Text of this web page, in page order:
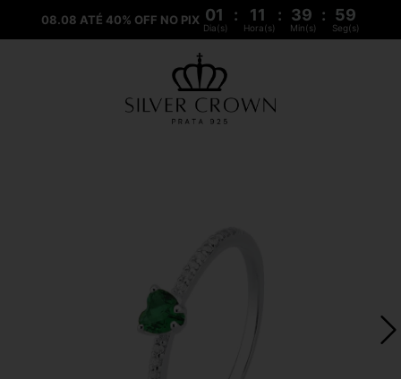
08.08 ATÉ 40% OFF NO PIX 01 : 11 : 39 : 59
Dia(s) Hora(s) Min(s) Seg(s)